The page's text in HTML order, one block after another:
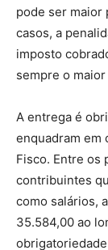
pode ser maior
casos, a
imposto
sempre o maior
A entrega é
enquadram em
Fisco. Entre os
contribuintes
como salários,
35.584,00 ao